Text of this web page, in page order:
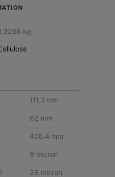
kg
111.3 mm
62 mm
406.4 mm
9 micron
26 micron